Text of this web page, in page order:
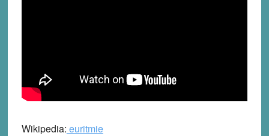
Wikipedia: euritmie